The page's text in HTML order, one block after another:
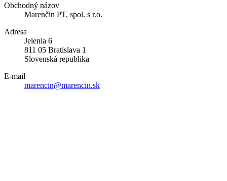
Obchodný názov
Marenčin PT, spol. s r.o.
Adresa
Jelenia 6
811 05 Bratislava 1
Slovenská republika
E-mail
marencin@marencin.sk